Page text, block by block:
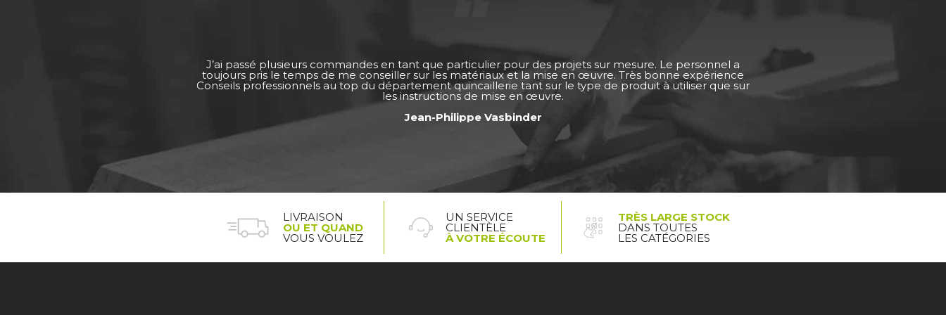
J’ai passé plusieurs commandes en tant que particulier pour des projets sur mesure. Le personnel a
toujours pris le temps de me conseiller sur les matériaux et la mise en œuvre. Très bonne expérience
Conseils professionnels au top du département quincaillerie tant sur le type de produit à utiliser que sur
les instructions de mise en œuvre.
Jean-Philippe Vasbinder
LIVRAISON
OU ET QUAND
VOUS VOULEZ
UN SERVICE
CLIENTÈLE
À VOTRE ÉCOUTE
TRÈS LARGE STOCK
DANS TOUTES
LES CATÉGORIES